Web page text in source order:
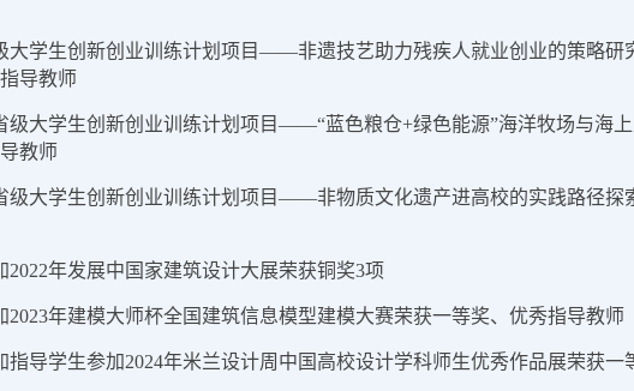
大学生创新创业训练计划项目——非遗技艺助力残疾人就业创业的策略
导教师
级大学生创新创业训练计划项目——“蓝色粮仓+绿色能源”海洋牧场与海
教师
级大学生创新创业训练计划项目——非物质文化遗产进高校的实践路径探
2022年发展中国家建筑设计大展荣获铜奖3项
2023年建模大师杯全国建筑信息模型建模大赛荣获一等奖、优秀指导教师
指导学生参加2024年米兰设计周中国高校设计学科师生优秀作品展荣获一